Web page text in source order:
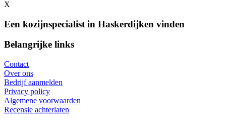
X
Een kozijnspecialist in Haskerdijken vinden
Belangrijke links
Contact
Over ons
Bedrijf aanmelden
Privacy policy
Algemene voorwaarden
Recensie achterlaten